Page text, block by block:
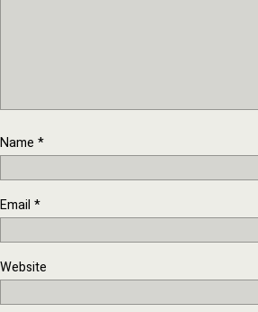
Name *
Email *
Website